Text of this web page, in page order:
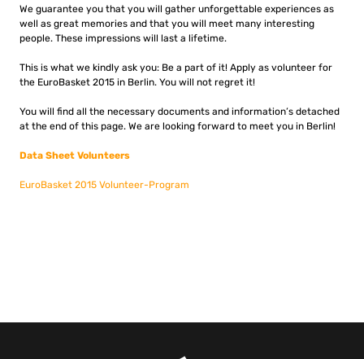
We guarantee you that you will gather unforgettable experiences as
well as great memories and that you will meet many interesting
people. These impressions will last a lifetime.
This is what we kindly ask you: Be a part of it! Apply as volunteer for
the EuroBasket 2015 in Berlin. You will not regret it!
You will find all the necessary documents and information’s detached
at the end of this page. We are looking forward to meet you in Berlin!
Data Sheet Volunteers
EuroBasket 2015 Volunteer-Program